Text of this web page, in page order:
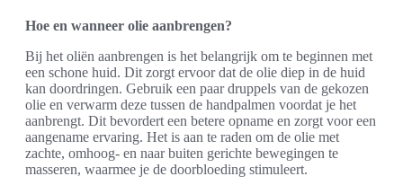
Hoe en wanneer olie aanbrengen?
Bij het oliën aanbrengen is het belangrijk om te beginnen met
een schone huid. Dit zorgt ervoor dat de olie diep in de huid
kan doordringen. Gebruik een paar druppels van de gekozen
olie en verwarm deze tussen de handpalmen voordat je het
aanbrengt. Dit bevordert een betere opname en zorgt voor een
aangename ervaring. Het is aan te raden om de olie met
zachte, omhoog- en naar buiten gerichte bewegingen te
masseren, waarmee je de doorbloeding stimuleert.